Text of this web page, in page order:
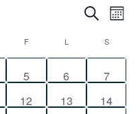
Search
and
Views
Sök
F L S
0
5
0
6
0
7
0
12
0
13
0
14